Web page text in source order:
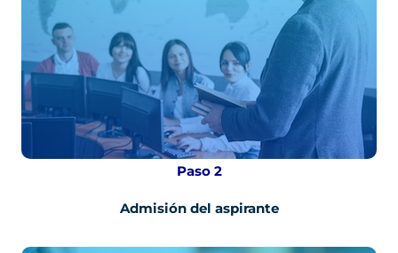
Paso 2
Admisión del aspirante